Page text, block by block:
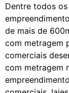
Dentre todos
de mais de
com metragem
comerciais
com metragem